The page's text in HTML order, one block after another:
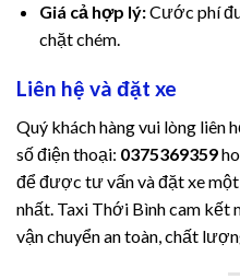
Giá cả hợp lý:Cước phí
chặt chém.
Liên hệ và đặt xe
Quý khách hàng vui lòng liên
số điện thoại: 0375369359
để được tư vấn và đặt xe một
nhất. Taxi Thới Bình cam kết
vận chuyển an toàn, chất